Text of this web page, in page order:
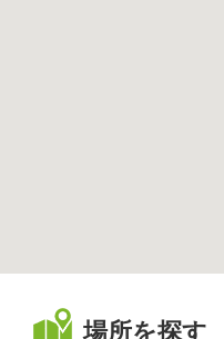
場所を探す